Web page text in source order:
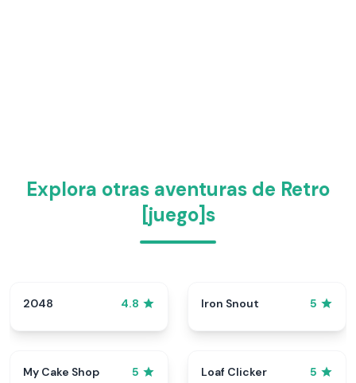
Explora otras aventuras de Retro
[juego]s
2048 4.8 Iron Snout 5
My Cake Shop 5 Loaf Clicker 5